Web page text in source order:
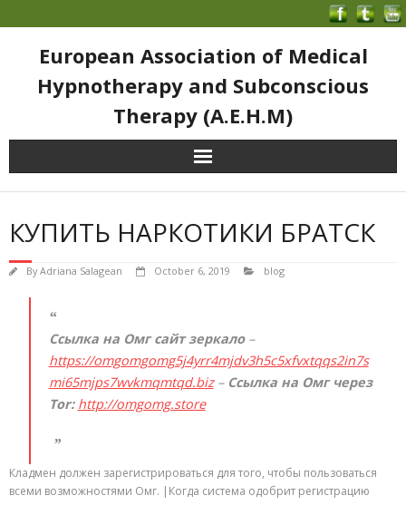
European Association of Medical
Hypnotherapy and Subconscious
Therapy (A.E.H.M)
КУПИТЬ НАРКОТИКИ БРАТСК
ByAdriana Salagean October 6, 2019 blog
Ссылка на Омг сайт зеркало–
https://omgomgomg5j4yrr4mjdv3h5c5xfvxtqqs2in7s
mi65mjps7wvkmqmtqd.biz– Ссылка на Омг через
Tor: http://omgomg.store
Кладмен должен зарегистрироваться для того, чтобы пользоваться
всеми возможностями Омг. |Когда система одобрит регистрацию